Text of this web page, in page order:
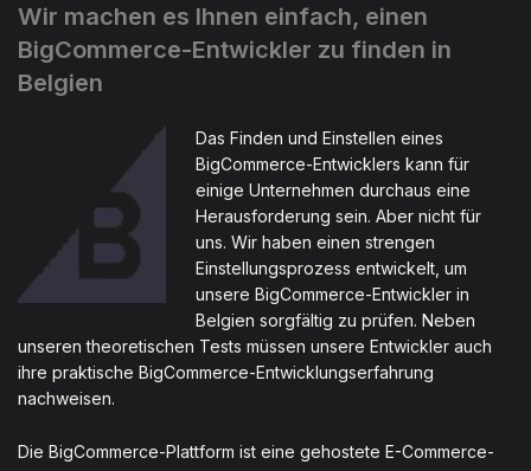
Wir machen es Ihnen einfach, einen
BigCommerce-Entwickler zu finden in
Belgien
Das Finden und Einstellen eines
BigCommerce-Entwicklers kann für
einige Unternehmen durchaus eine
Herausforderung sein. Aber nicht für
uns. Wir haben einen strengen
Einstellungsprozess entwickelt, um
unsere BigCommerce-Entwickler in
Belgien sorgfältig zu prüfen. Neben
unseren theoretischen Tests müssen unsere Entwickler auch
ihre praktische BigCommerce-Entwicklungserfahrung
nachweisen.
Die BigCommerce-Plattform ist eine gehostete E-Commerce-